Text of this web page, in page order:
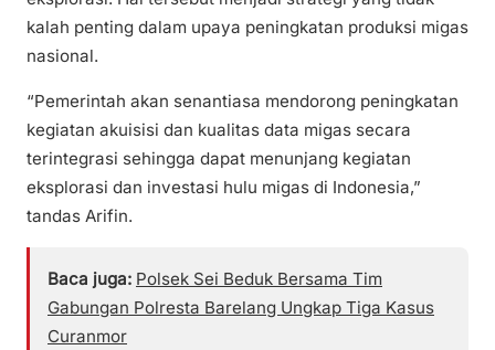
kalah penting dalam upaya peningkatan produksi migas
nasional.
“Pemerintah akan senantiasa mendorong peningkatan
kegiatan akuisisi dan kualitas data migas secara
terintegrasi sehingga dapat menunjang kegiatan
eksplorasi dan investasi hulu migas di Indonesia,”
tandas Arifin.
Baca juga: Polsek Sei Beduk Bersama Tim
Gabungan Polresta Barelang Ungkap Tiga Kasus
Curanmor